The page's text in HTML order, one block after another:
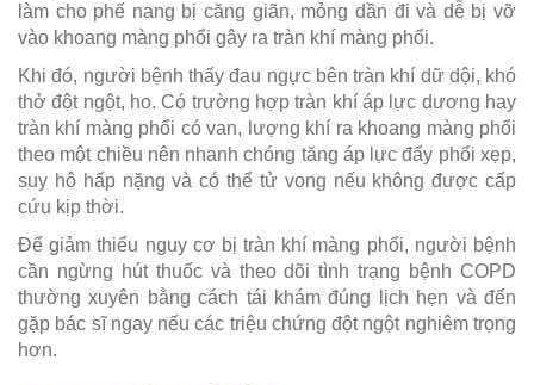
làm cho phế nang bị căng giãn, mỏng dần đi và dễ bị vỡ
vào khoang màng phổi gây ra tràn khí màng phổi.
Khi đó, người bệnh thấy đau ngực bên tràn khí dữ dội, khó
thở đột ngột, ho. Có trường hợp tràn khí áp lực dương hay
tràn khí màng phổi có van, lượng khí ra khoang màng phổi
theo một chiều nên nhanh chóng tăng áp lực đẩy phổi xẹp,
suy hô hấp nặng và có thể tử vong nếu không được cấp
cứu kịp thời.
Để giảm thiểu nguy cơ bị tràn khí màng phổi, người bệnh
cần ngừng hút thuốc và theo dõi tình trạng bệnh COPD
thường xuyên bằng cách tái khám đúng lịch hẹn và đến
gặp bác sĩ ngay nếu các triệu chứng đột ngột nghiêm trọng
hơn.